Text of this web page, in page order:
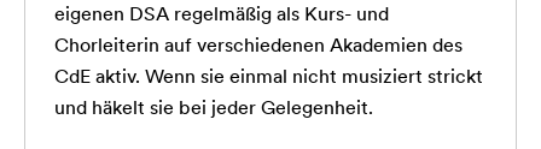
eigenen DSA regelmäßig als Kurs- und
Chorleiterin auf verschiedenen Akademien des
CdE aktiv. Wenn sie einmal nicht musiziert strickt
und häkelt sie bei jeder Gelegenheit.